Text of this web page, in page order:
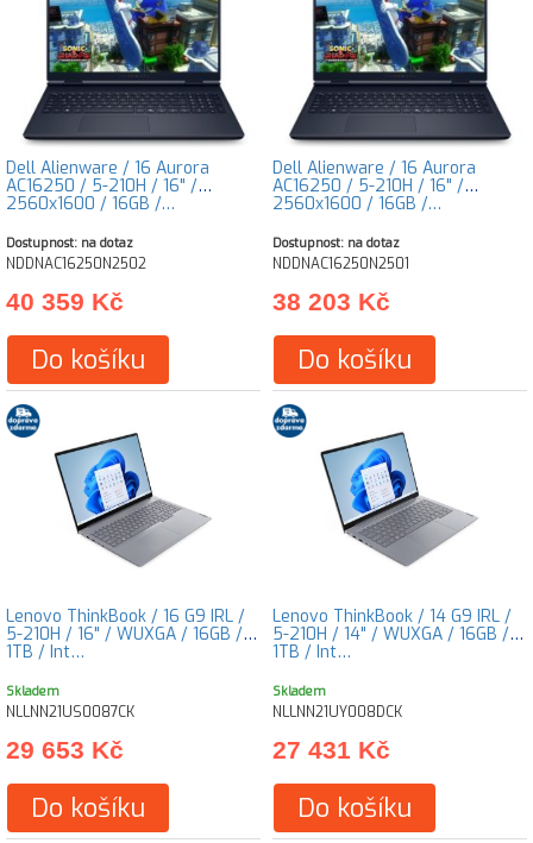
Dell Alienware / 16 Aurora
AC16250 / 5-210H / 16" /
2560x1600 / 16GB /…
Dostupnost: na dotaz
NDDNAC16250N2502
40 359 Kč
Do košíku
Dell Alienware / 16 Aurora
AC16250 / 5-210H / 16" /
2560x1600 / 16GB /…
Dostupnost: na dotaz
NDDNAC16250N2501
38 203 Kč
Do košíku
Lenovo ThinkBook / 16 G9 IRL /
5-210H / 16" / WUXGA / 16GB /
1TB / Int…
Skladem
NLLNN21US0087CK
29 653 Kč
Do košíku
Lenovo ThinkBook / 14 G9 IRL /
5-210H / 14" / WUXGA / 16GB /
1TB / Int…
Skladem
NLLNN21UY008DCK
27 431 Kč
Do košíku